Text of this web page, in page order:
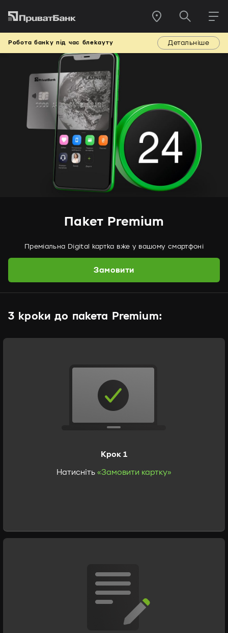
Робота банку під час блекауту Детальніше
Пакет Premium
Преміальна Digital картка вже у вашому смартфоні
Замовити
3 кроки до пакета Premium:
Крок 1
Натисніть «Замовити картку»